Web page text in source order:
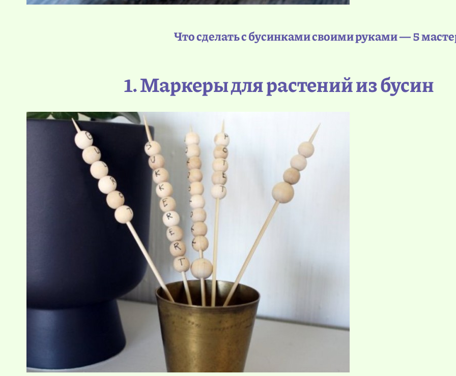
Что сделать с бусинками своими руками — 5
1. Маркеры для растений из бусин